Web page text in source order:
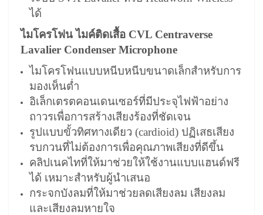
ได้
ไมโครโฟน ไมค์ติดเสื้อ CVL Centraverse
Lavalier Condenser Microphone
ไมโครโฟนแบบหนีบหนีบขนาดเล็กสำหรับการ
มองเห็นต่ำ
อิเล็กเตรตคอนเดนเซอร์ที่มีประจุไฟฟ้าอย่าง
ถาวรเพื่อการสร้างเสียงร้องที่ชัดเจน
รูปแบบขั้วทิศทางเดียว (cardioid) ปฏิเสธเสียง
รบกวนที่ไม่ต้องการเพื่อคุณภาพเสียงที่ดีขึ้น
คลิปเนคไทที่ให้มาช่วยให้ใช้งานแบบแฮนด์ฟรี
ได้ เหมาะสำหรับผู้นำเสนอ
กระจกบังลมที่ให้มาช่วยลดเสียงลม เสียงลม
และเสียงลมหายใจ